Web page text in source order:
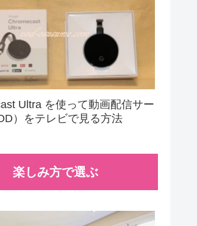
Ultra を使って動画配信サー
）をテレビで見る方法
楽しみ方で選ぶ